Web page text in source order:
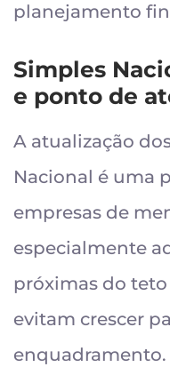
planejamento
Simples
e ponto de
A atualização
Nacional é uma
empresas de
especialmente
próximas do
evitam crescer
enquadramento.